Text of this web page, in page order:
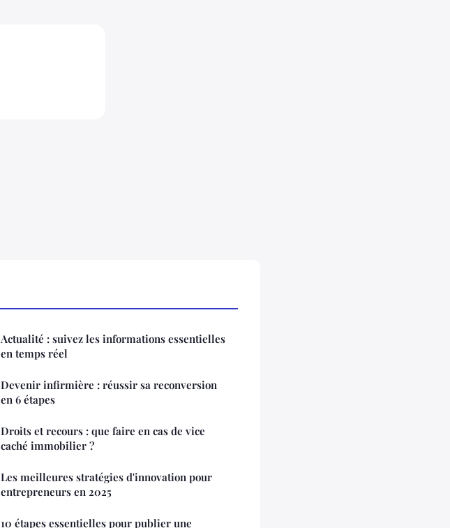
Actualité : suivez les informations essentielles
en temps réel
Devenir infirmière : réussir sa reconversion
en 6 étapes
Droits et recours : que faire en cas de vice
caché immobilier ?
Les meilleures stratégies d'innovation pour
entrepreneurs en 2025
10 étapes essentielles pour publier une